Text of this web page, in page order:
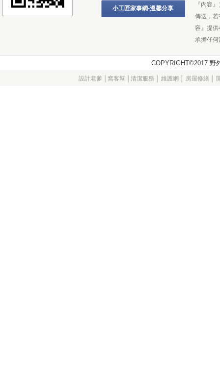
小工匠家事網-溫馨分享
『內容
傳送，若
容』提供
承擔任何
COPYRIGHT©2017
設計老爹 窩客幫 │清潔服務 │維護網 房屋修繕